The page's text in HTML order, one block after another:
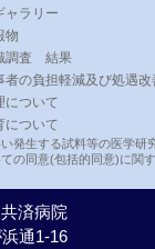
ャラリー
物
調査 結果
者の負担軽減及び処遇改
について
について
発生する試料等の医学研
の同意(包括的同意)に関
済病院
通1-16